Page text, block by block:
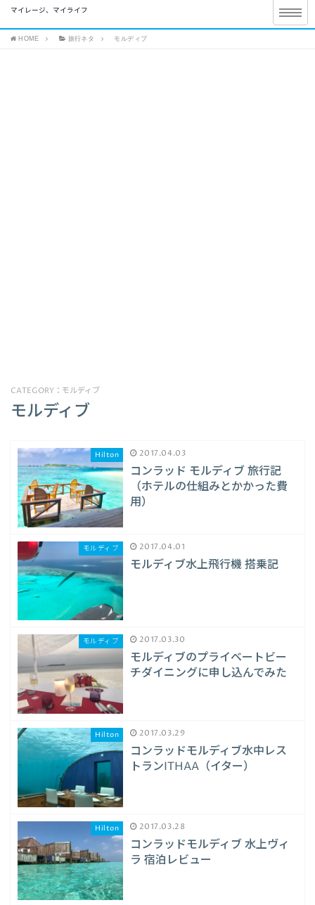
マイレージ、マイライフ
HOME 旅行ネタ モルディブ
CATEGORY：モルディブ
モルディブ
Hilton 2017.04.03
コンラッド モルディブ 旅行記
（ホテルの仕組みとかかった費
用）
モルディブ 2017.04.01
モルディブ水上飛行機 搭乗記
モルディブ 2017.03.30
モルディブのプライベートビー
チダイニングに申し込んでみた
Hilton 2017.03.29
コンラッドモルディブ水中レス
トランITHAA（イター）
Hilton 2017.03.28
コンラッドモルディブ 水上ヴィ
ラ 宿泊レビュー